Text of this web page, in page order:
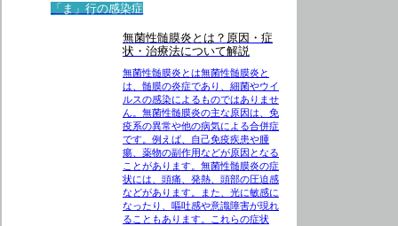
「ま」行の感染症
無菌性髄膜炎とは？原因・症
状・治療法について解説
無菌性髄膜炎とは無菌性髄膜炎と
は、髄膜の炎症であり、細菌やウイ
ルスの感染によるものではありませ
ん。無菌性髄膜炎の主な原因は、免
疫系の異常や他の病気による合併症
です。例えば、自己免疫疾患や腫
瘍、薬物の副作用などが原因となる
ことがあります。無菌性髄膜炎の症
状には、頭痛、発熱、頭部の圧迫感
などがあります。また、光に敏感に
なったり、嘔吐感や意識障害が現れ
ることもあります。これらの症状